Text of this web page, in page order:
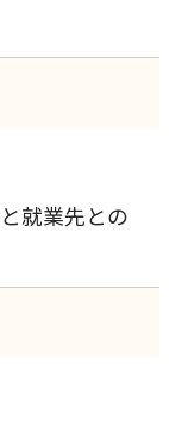
就業先との